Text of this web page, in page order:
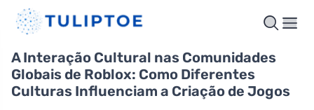
A Interação Cultural nas Comunidades
Globais de Roblox: Como Diferentes
Culturas Influenciam a Criação de Jogos